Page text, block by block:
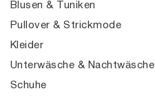
Blusen & Tuniken
Pullover & Strickmode
Kleider
Unterwäsche & Nachtwäsche
Schuhe